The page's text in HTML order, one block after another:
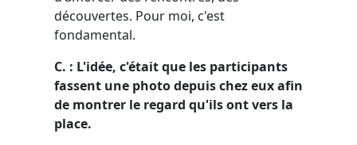
découvertes. Pour moi, c'est
fondamental.
C. : L'idée, c'était que les participants
fassent une photo depuis chez eux afin
de montrer le regard qu'ils ont vers la
place.